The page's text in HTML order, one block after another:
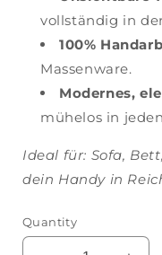
vollständig in
100%
Massenware.
Modernes,
mühelos in
Ideal für: Sofa,
dein Handy in
Quantity